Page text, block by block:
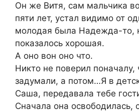
Он же Витя, сам мальчика
пяти лет, устал видимо от
молодая была Надежда-то,
показалось хорошая.
А оно вон оно что.
Никто не поверил поначалу,
задумали, а потом…Я в
Саша, передавала тебе
Сначала она освободилась,